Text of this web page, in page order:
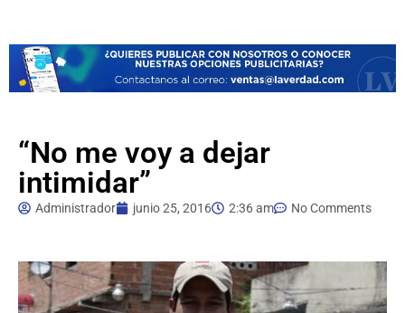
“No me voy a dejar
intimidar”
Administrador junio 25, 2016 2:36 am No Comments